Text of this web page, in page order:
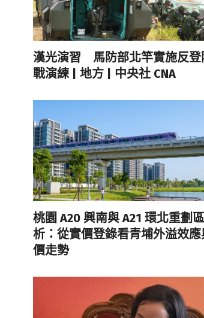
漢光演習 馬防部北竿實施反登
戰演練 | 地方 | 中央社 CNA
桃園 A20 興南與 A21 環北重劃
析：從實價登錄看青埔外溢效應
價走勢